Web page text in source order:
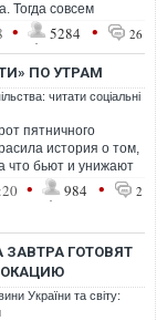
Тогда совсем
с момента
• 5284 • 26
ПО УТРАМ
читати соціальні
пятничного
история о том,
что бьют и унижают
• 984 • 2
ГОТОВЯТ
України та світу: